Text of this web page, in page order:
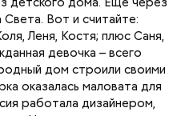
Вот и считайте:
Леня, Костя; плюс Саня,
девочка – всего
дом строили своими
оказалась маловата для
работала дизайнером,